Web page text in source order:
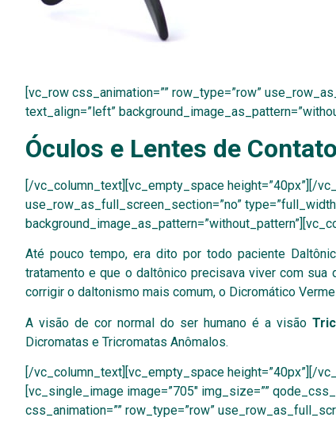
[vc_row css_animation=”” row_type=”row”
text_align=”left”
Óculos e Lentes de
[/vc_column_text][vc_empty_space height=”40px”][/
use_row_as_full_screen_section=”no”
Até pouco tempo, era dito por todo paciente
tratamento e que o daltônico precisava viver com sua
corrigir o daltonismo mais comum, o Dicromático
A visão de cor normal do ser humano é a visão
Dicromatas e Tricromatas Anômalos.
[/vc_column_text][vc_empty_space height=”40px”][/
[vc_single_image image=”705″ img_size=””
css_animation=”” row_type=”row”